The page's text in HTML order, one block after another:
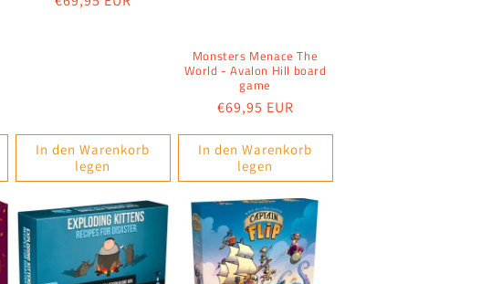
In den Warenkorb
legen
Monsters Menace The
World - Avalon Hill board
game
Normaler
€69,95 EUR
In den Warenkorb
legen